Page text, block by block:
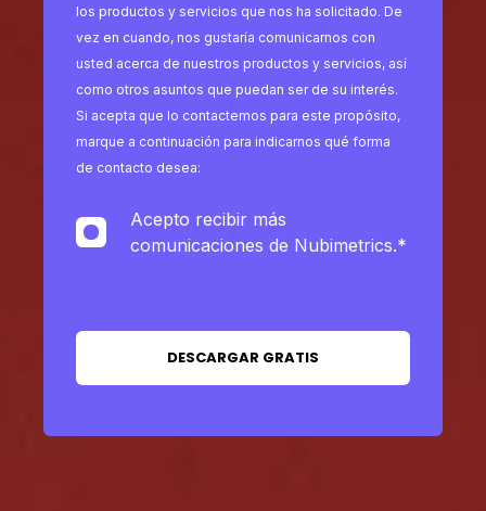
los productos y servicios que nos ha solicitado. De
vez en cuando, nos gustaría comunicarnos con
usted acerca de nuestros productos y servicios, así
como otros asuntos que puedan ser de su interés.
Si acepta que lo contactemos para este propósito,
marque a continuación para indicarnos qué forma
de contacto desea:
Acepto recibir más
comunicaciones de Nubimetrics.*